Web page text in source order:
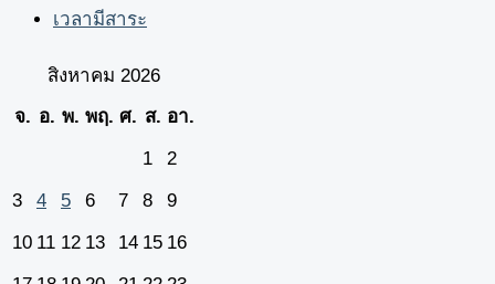
เวลามีสาระ
สิงหาคม 2026
จ. อ. พ. พฤ. ศ. ส. อา.
1
2
3
4 5 6 7 8
9
10 11 12 13 14 15 16